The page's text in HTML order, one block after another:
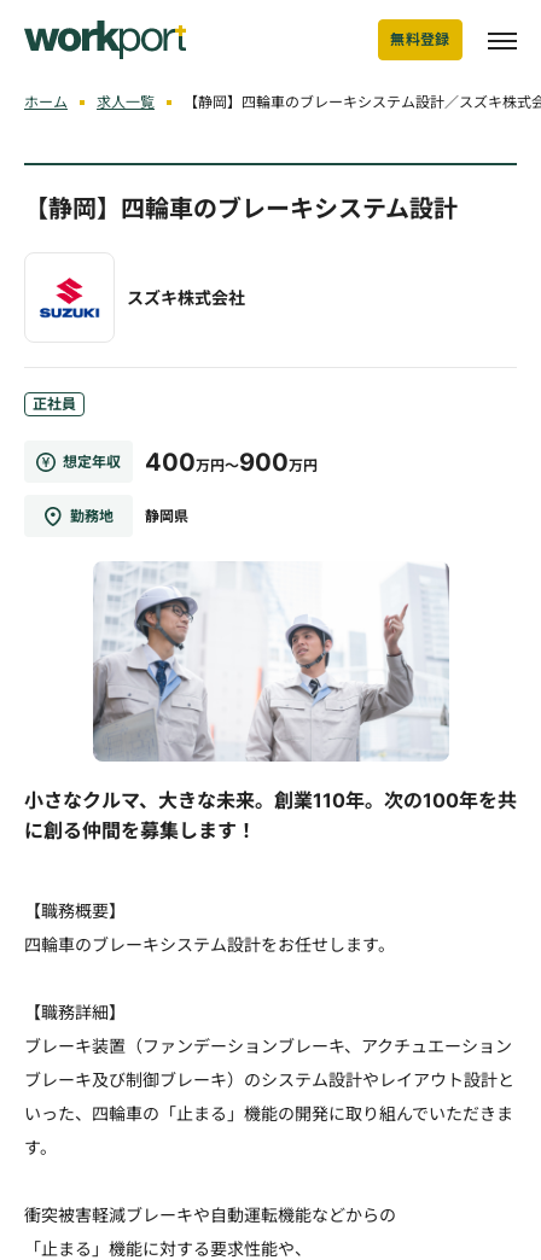
無料登録
ホーム 求人一覧 【静岡】四輪車のブレーキシステム設計／スズキ株式
【静岡】四輪車のブレーキシステム設計
スズキ株式会社
正社員
想定年収 400万円～900万円
勤務地 静岡県
小さなクルマ、大きな未来。創業110年。次の100年を共
に創る仲間を募集します！
【職務概要】
四輪車のブレーキシステム設計をお任せします。
【職務詳細】
ブレーキ装置（ファンデーションブレーキ、アクチュエーション
ブレーキ及び制御ブレーキ）のシステム設計やレイアウト設計と
いった、四輪車の「止まる」機能の開発に取り組んでいただきま
す。
衝突被害軽減ブレーキや自動運転機能などからの
「止まる」機能に対する要求性能や、